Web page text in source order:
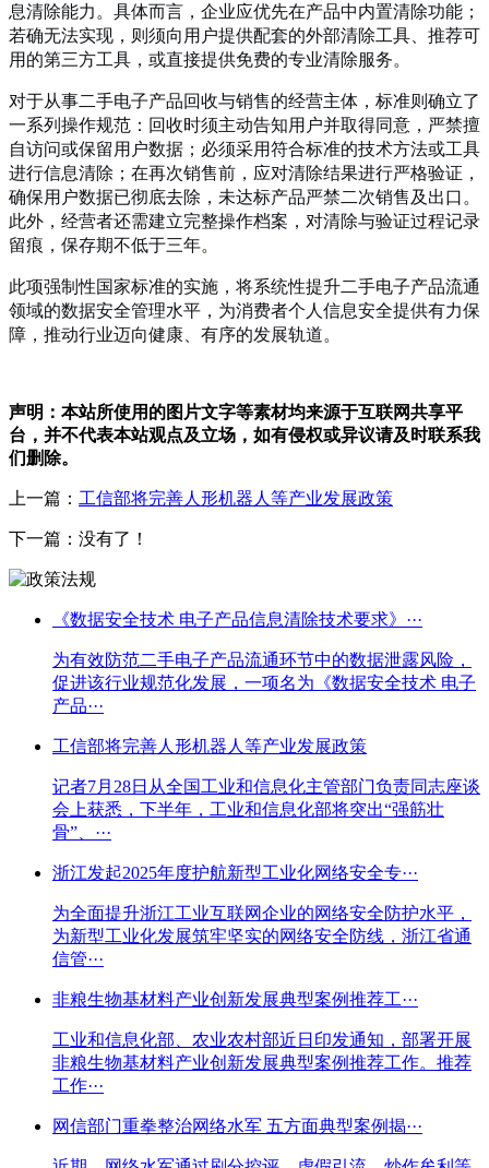
息清除能力。具体而言，企业应优先在产品中内置清除功能；
若确无法实现，则须向用户提供配套的外部清除工具、推荐可
用的第三方工具，或直接提供免费的专业清除服务。
对于从事二手电子产品回收与销售的经营主体，标准则确立了
一系列操作规范：回收时须主动告知用户并取得同意，严禁擅
自访问或保留用户数据；必须采用符合标准的技术方法或工具
进行信息清除；在再次销售前，应对清除结果进行严格验证，
确保用户数据已彻底去除，未达标产品严禁二次销售及出口。
此外，经营者还需建立完整操作档案，对清除与验证过程记录
留痕，保存期不低于三年。
此项强制性国家标准的实施，将系统性提升二手电子产品流通
领域的数据安全管理水平，为消费者个人信息安全提供有力保
障，推动行业迈向健康、有序的发展轨道。
声明：本站所使用的图片文字等素材均来源于互联网共享平
台，并不代表本站观点及立场，如有侵权或异议请及时联系我
们删除。
上一篇： 工信部将完善人形机器人等产业发展政策
下一篇：没有了！
《数据安全技术 电子产品信息清除技术要求》···
为有效防范二手电子产品流通环节中的数据泄露风险，
促进该行业规范化发展，一项名为《数据安全技术 电子
产品···
工信部将完善人形机器人等产业发展政策
记者7月28日从全国工业和信息化主管部门负责同志座谈
会上获悉，下半年，工业和信息化部将突出“强筋壮
骨”、···
浙江发起2025年度护航新型工业化网络安全专···
为全面提升浙江工业互联网企业的网络安全防护水平，
为新型工业化发展筑牢坚实的网络安全防线，浙江省通
信管···
非粮生物基材料产业创新发展典型案例推荐工···
工业和信息化部、农业农村部近日印发通知，部署开展
非粮生物基材料产业创新发展典型案例推荐工作。推荐
工作···
网信部门重拳整治网络水军 五方面典型案例揭···